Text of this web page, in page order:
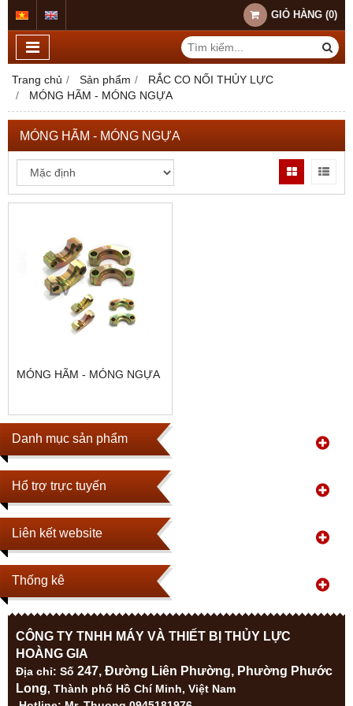
GIỎ HÀNG (0)
Trang chủ Sản phẩm
RẮC CO NỐI THỦY LỰC
MÓNG HÃM - MÓNG NGỰA
Danh mục sản phẩm
Hổ trợ trực tuyến
Liên kết website
Thống kê
MÓNG HÃM - MÓNG NGỰA
MÓNG HÃM - MÓNG NGỰA
CÔNG TY TNHH MÁY VÀ THIẾT BỊ THỦY LỰC
HOÀNG GIA
Địa chỉ: Số 247, Đường Liên Phường, Phường Phước
Long, Thành phố Hồ Chí Minh, Việt Nam